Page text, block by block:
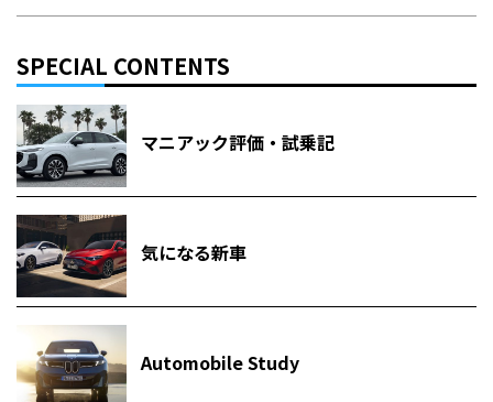
SPECIAL CONTENTS
マニアック評価・試乗記
気になる新車
Automobile Study